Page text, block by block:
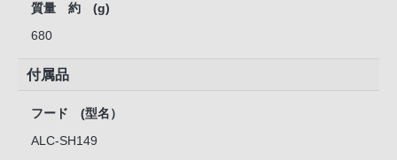
質量 約 (g)
680
付属品
フード (型名）
ALC-SH149